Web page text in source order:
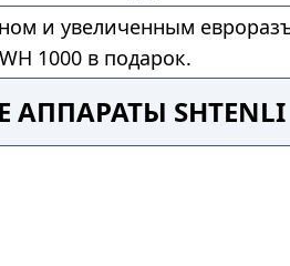
и увеличенным
1000 в подарок.
SHTENLI